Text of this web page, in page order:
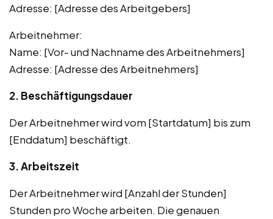
Adresse: [Adresse des Arbeitgebers]
Arbeitnehmer:
Name: [Vor- und Nachname des Arbeitnehmers]
Adresse: [Adresse des Arbeitnehmers]
2. Beschäftigungsdauer
Der Arbeitnehmer wird vom [Startdatum] bis zum
[Enddatum] beschäftigt.
3. Arbeitszeit
Der Arbeitnehmer wird [Anzahl der Stunden]
Stunden pro Woche arbeiten. Die genauen